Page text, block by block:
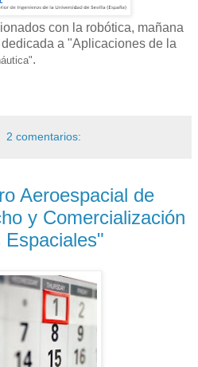
con la robótica, mañana
a "Aplicaciones de la
.
2 comentarios:
Aeroespacial de
y Comercialización
Espaciales"